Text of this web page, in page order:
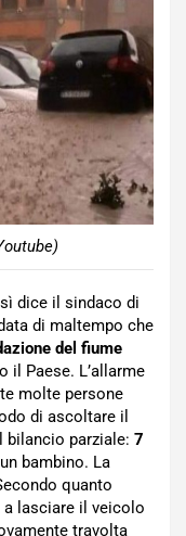
dice il sindaco di
di maltempo che
del fiume
il Paese. L’allarme
molte persone
di ascoltare il
bilancio parziale: 7
bambino. La
quanto
lasciare il veicolo
travolta